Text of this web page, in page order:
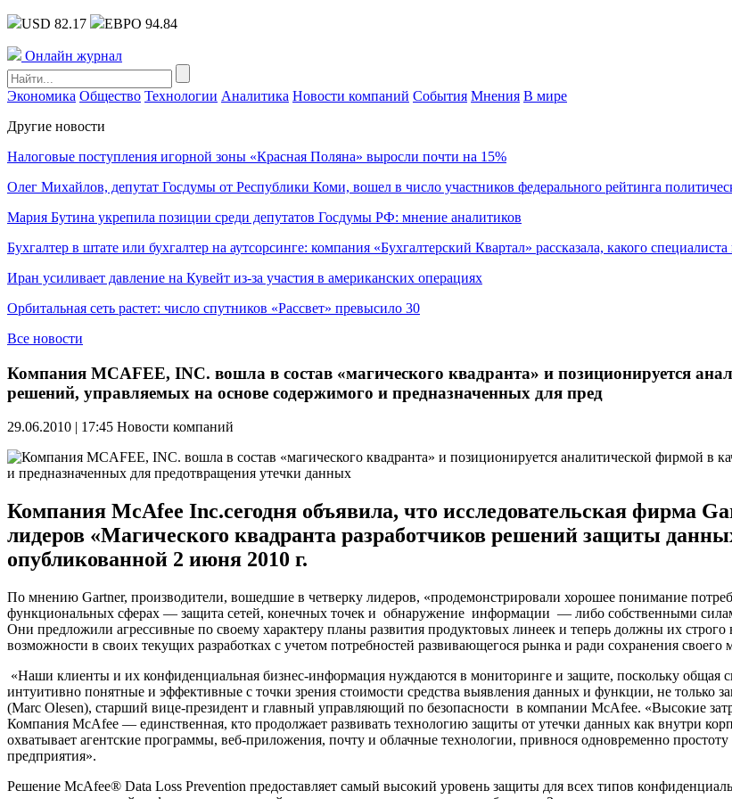
USD 82.17 ЕВРО 94.84
Онлайн журнал
Экономика Общество Технологии Аналитика Новости компаний События Мнения В мире
Другие новости
Налоговые поступления игорной зоны «Красная Поляна» выросли почти на 15%
Олег Михайлов, депутат Госдумы от Республики Коми, вошел в число участников федерального рейтинга
Мария Бутина укрепила позиции среди депутатов Госдумы РФ: мнение аналитиков
Бухгалтер в штате или бухгалтер на аутсорсинге: компания «Бухгалтерский Квартал» рассказала, какого
Иран усиливает давление на Кувейт из-за участия в американских операциях
Орбитальная сеть растет: число спутников «Рассвет» превысило 30
Все новости
Компания MCAFEE, INC. вошла в состав «магического квадранта» и позиционируется
решений, управляемых на основе содержимого и предназначенных для пред
29.06.2010 | 17:45 Новости компаний
Компания McAfee Inc.сегодня объявила, что исследовательская фирма
лидеров «Магического квадранта разработчиков решений защиты
опубликованной 2 июня 2010 г.
По мнению Gartner, производители, вошедшие в четверку лидеров, «продемонстрировали хорошее понимание
функциональных сферах — защита сетей, конечных точек и обнаружение информации — либо собственными
Они предложили агрессивные по своему характеру планы развития продуктовых линеек и теперь должны их
возможности в своих текущих разработках с учетом потребностей развивающегося рынка и ради сохранения своего
«Наши клиенты и их конфиденциальная бизнес-информация нуждаются в мониторинге и защите, поскольку общая
интуитивно понятные и эффективные с точки зрения стоимости средства выявления данных и функции, не
(Marc Olesen), старший вице-президент и главный управляющий по безопасности в компании McAfee. «Высокие
Компания McAfee ― единственная, кто продолжает развивать технологию защиты от утечки данных как внутри
охватывает агентские программы, веб-приложения, почту и облачные технологии, привнося одновременно
предприятия».
Решение McAfee® Data Loss Prevention предоставляет самый высокий уровень защиты для всех типов